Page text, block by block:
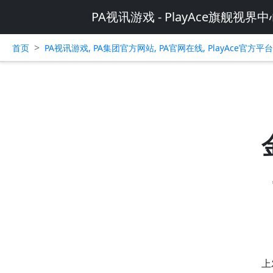
PA视讯游戏 - PlayAce旗舰视界中
首页 > PA视讯游戏, PA集团官方网站, PA官网在线, PlayAce官方平